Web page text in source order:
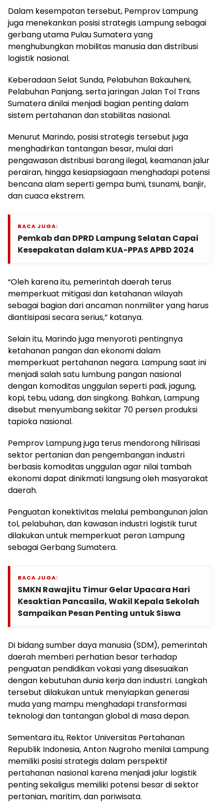
Dalam kesempatan tersebut, Pemprov Lampung
juga menekankan posisi strategis Lampung sebagai
gerbang utama Pulau Sumatera yang
menghubungkan mobilitas manusia dan distribusi
logistik nasional.
Keberadaan Selat Sunda, Pelabuhan Bakauheni,
Pelabuhan Panjang, serta jaringan Jalan Tol Trans
Sumatera dinilai menjadi bagian penting dalam
sistem pertahanan dan stabilitas nasional.
Menurut Marindo, posisi strategis tersebut juga
menghadirkan tantangan besar, mulai dari
pengawasan distribusi barang ilegal, keamanan jalur
perairan, hingga kesiapsiagaan menghadapi potensi
bencana alam seperti gempa bumi, tsunami, banjir,
dan cuaca ekstrem.
BACA JUGA:
Pemkab dan DPRD Lampung Selatan Capai
Kesepakatan dalam KUA-PPAS APBD 2024
“Oleh karena itu, pemerintah daerah terus
memperkuat mitigasi dan ketahanan wilayah
sebagai bagian dari ancaman nonmiliter yang harus
diantisipasi secara serius,” katanya.
Selain itu, Marindo juga menyoroti pentingnya
ketahanan pangan dan ekonomi dalam
memperkuat pertahanan negara. Lampung saat ini
menjadi salah satu lumbung pangan nasional
dengan komoditas unggulan seperti padi, jagung,
kopi, tebu, udang, dan singkong. Bahkan, Lampung
disebut menyumbang sekitar 70 persen produksi
tapioka nasional.
Pemprov Lampung juga terus mendorong hilirisasi
sektor pertanian dan pengembangan industri
berbasis komoditas unggulan agar nilai tambah
ekonomi dapat dinikmati langsung oleh masyarakat
daerah.
Penguatan konektivitas melalui pembangunan jalan
tol, pelabuhan, dan kawasan industri logistik turut
dilakukan untuk memperkuat peran Lampung
sebagai Gerbang Sumatera.
BACA JUGA:
SMKN Rawajitu Timur Gelar Upacara Hari
Kesaktian Pancasila, Wakil Kepala Sekolah
Sampaikan Pesan Penting untuk Siswa
Di bidang sumber daya manusia (SDM), pemerintah
daerah memberi perhatian besar terhadap
penguatan pendidikan vokasi yang disesuaikan
dengan kebutuhan dunia kerja dan industri. Langkah
tersebut dilakukan untuk menyiapkan generasi
muda yang mampu menghadapi transformasi
teknologi dan tantangan global di masa depan.
Sementara itu, Rektor Universitas Pertahanan
Republik Indonesia, Anton Nugroho menilai Lampung
memiliki posisi strategis dalam perspektif
pertahanan nasional karena menjadi jalur logistik
penting sekaligus memiliki potensi besar di sektor
pertanian, maritim, dan pariwisata.